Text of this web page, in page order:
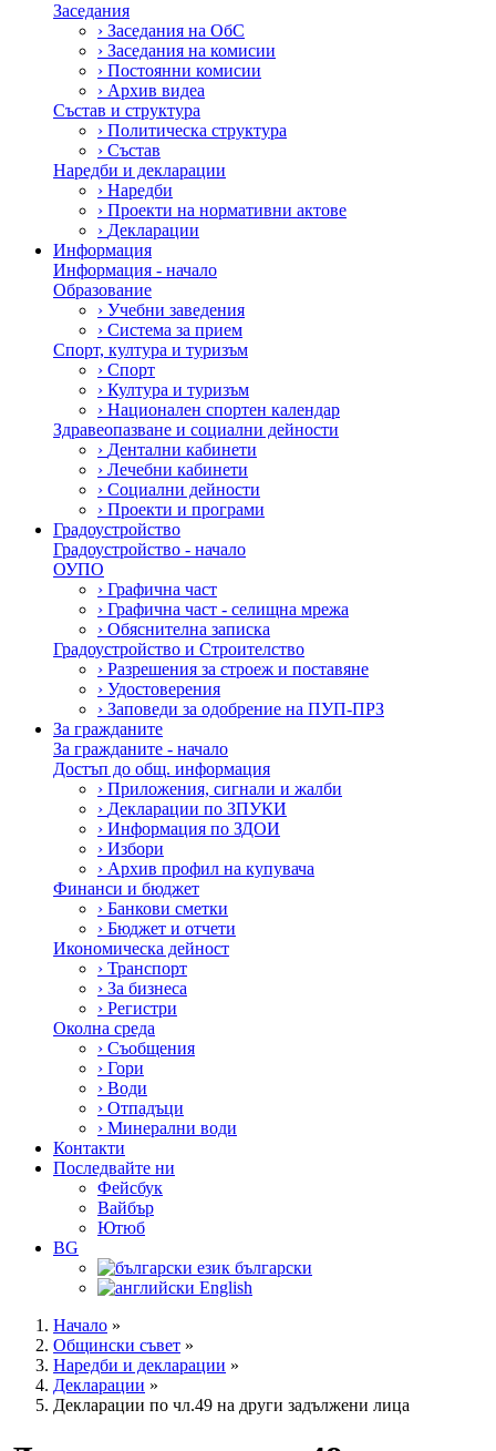
Заседания
› Заседания на ОбС
› Заседания на комисии
› Постоянни комисии
› Архив видеа
Състав и структура
› Политическа структура
› Състав
Наредби и декларации
› Наредби
› Проекти на нормативни актове
› Декларации
Информация
Информация - начало
Образование
› Учебни заведения
› Система за прием
Спорт, култура и туризъм
› Спорт
› Култура и туризъм
› Национален спортен календар
Здравеопазване и социални дейности
› Дентални кабинети
› Лечебни кабинети
› Социални дейности
› Проекти и програми
Градоустройство
Градоустройство - начало
ОУПО
› Графична част
› Графична част - селищна мрежа
› Обяснителна записка
Градоустройство и Строителство
› Разрешения за строеж и поставяне
› Удостоверения
› Заповеди за одобрение на ПУП-ПРЗ
За гражданите
За гражданите - начало
Достъп до общ. информация
› Приложения, сигнали и жалби
› Декларации по ЗПУКИ
› Информация по ЗДОИ
› Избори
› Архив профил на купувача
Финанси и бюджет
› Банкови сметки
› Бюджет и отчети
Икономическа дейност
› Транспорт
› За бизнеса
› Регистри
Околна среда
› Съобщения
› Гори
› Води
› Отпадъци
› Минерални води
Контакти
Последвайте ни
Фейсбук
Вайбър
Ютюб
BG
български
English
Начало »
Общински съвет »
Наредби и декларации »
Декларации »
Декларации по чл.49 на други задължени лица